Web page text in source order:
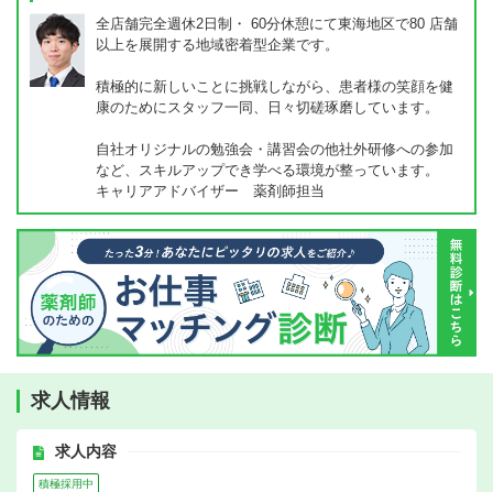
全店舗完全週休2日制・ 60分休憩にて東海地区で80 店舗
以上を展開する地域密着型企業です。
積極的に新しいことに挑戦しながら、患者様の笑顔を健
康のためにスタッフ一同、日々切磋琢磨しています。
自社オリジナルの勉強会・講習会の他社外研修への参加
など、スキルアップでき学べる環境が整っています。
キャリアアドバイザー 薬剤師担当
求人情報
求人内容
積極採用中